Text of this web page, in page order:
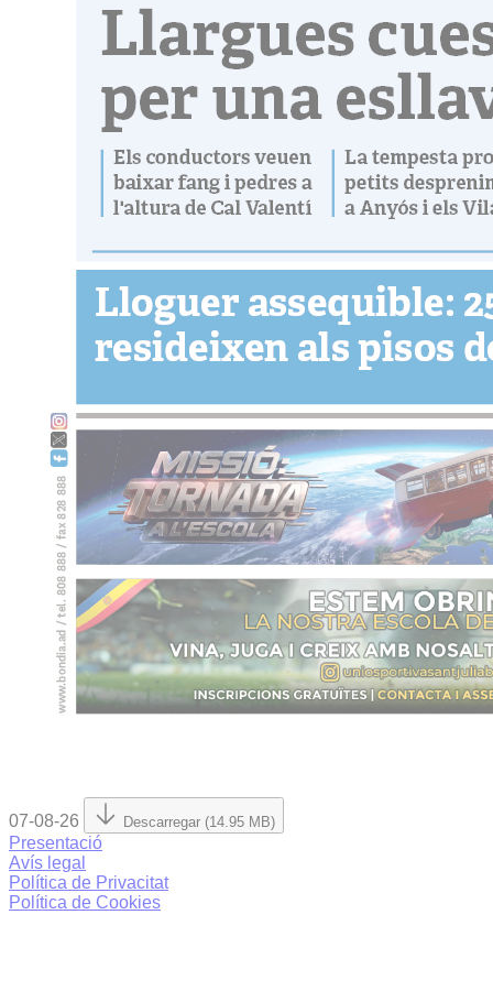
07-08-26 Descarregar (14.95 MB)
Presentació
Avís legal
Política de Privacitat
Política de Cookies